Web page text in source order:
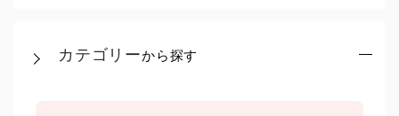
カテゴリーから探す